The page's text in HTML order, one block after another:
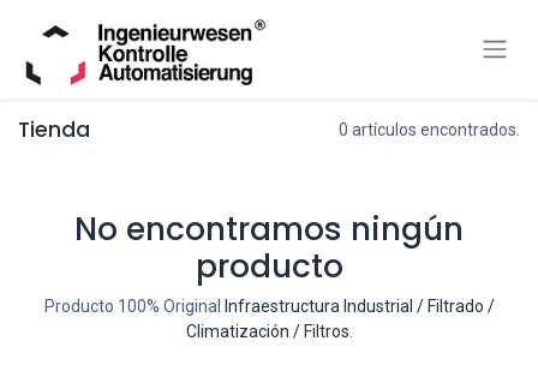
Tienda 0 artículos encontrados.
No encontramos ningún
producto
Producto 100% Original
Infraestructura Industrial / Filtrado /
Climatización / Filtros